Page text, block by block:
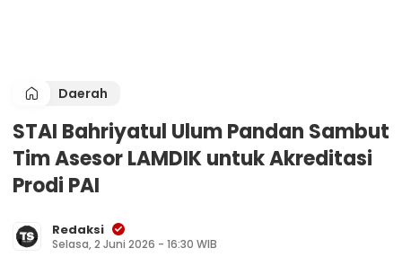
Daerah
STAI Bahriyatul Ulum Pandan Sambut
Tim Asesor LAMDIK untuk Akreditasi
Prodi PAI
Redaksi
Selasa, 2 Juni 2026 - 16:30 WIB